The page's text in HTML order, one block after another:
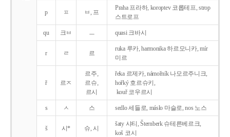
p ㅍ ㅂ, 프
Praha 프라하, koroptev 코롭테프, strop
스트로프
qu 크ㅂ ㅡ quasi 크바시
r ㄹ 르
ruka 루카, harmonika 하르모니카, mír
미르
ř 르ㅈ
르주,
르슈,
르시
řeka 르제카, námořník 나모르주니크,
hořký 호르슈키,
kouř 코우르시
s ㅅ 스 sedlo 세들로, máslo 마슬로, nos 노스
š 시* 슈, 시
šaty 샤티, Šternberk 슈테른베르크,
koš 코시